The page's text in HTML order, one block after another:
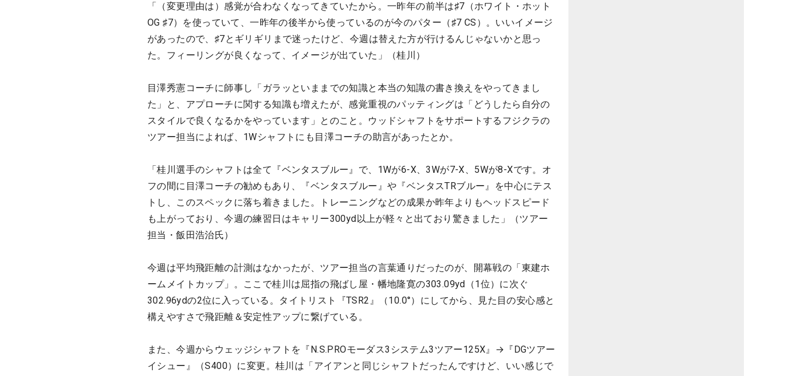
「（変更理由は）感覚が合わなくなってきていたから。一昨年の前半は♯7（ホワイト・ホット
OG ♯7）を使っていて、一昨年の後半から使っているのが今のパター（♯7 CS）。いいイメージ
があったので、♯7とギリギリまで迷ったけど、今週は替えた方が行けるんじゃないかと思っ
た。フィーリングが良くなって、イメージが出ていた」（桂川）
目澤秀憲コーチに師事し「ガラッといままでの知識と本当の知識の書き換えをやってきまし
た」と、アプローチに関する知識も増えたが、感覚重視のパッティングは「どうしたら自分の
スタイルで良くなるかをやっています」とのこと。ウッドシャフトをサポートするフジクラの
ツアー担当によれば、1Wシャフトにも目澤コーチの助言があったとか。
「桂川選手のシャフトは全て『ベンタスブルー』で、1Wが6-X、3Wが7-X、5Wが8-Xです。オ
フの間に目澤コーチの勧めもあり、『ベンタスブルー』や『ベンタスTRブルー』を中心にテス
トし、このスペックに落ち着きました。トレーニングなどの成果か昨年よりもヘッドスピード
も上がっており、今週の練習日はキャリー300yd以上が軽々と出ており驚きました」（ツアー
担当・飯田浩治氏）
今週は平均飛距離の計測はなかったが、ツアー担当の言葉通りだったのが、開幕戦の「東建ホ
ームメイトカップ」。ここで桂川は屈指の飛ばし屋・幡地隆寛の303.09yd（1位）に次ぐ
302.96ydの2位に入っている。タイトリスト『TSR2』（10.0°）にしてから、見た目の安心感と
構えやすさで飛距離＆安定性アップに繋げている。
また、今週からウェッジシャフトを『N.S.PROモーダス3システム3ツアー125X』→『DGツアー
イシュー』（S400）に変更。桂川は「アイアンと同じシャフトだったんですけど、いい感じで